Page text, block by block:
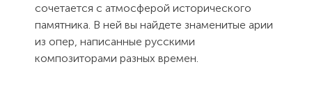
сочетается с атмосферой исторического
памятника. В ней вы найдете знаменитые арии
из опер, написанные русскими
композиторами разных времен.